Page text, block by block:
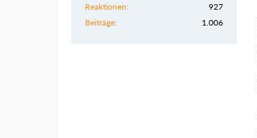
Reaktionen
927
Beiträge
1.006